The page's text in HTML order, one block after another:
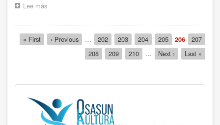
Lee más
‘Siempre
hemos
social
estamos
dispuestos
a
Paginación
Primera
página
« First
Página
anterior
‹ Previous … Página
202 Página
203 Página
204 Página
205
Página
actual
206 Página
207
Página
208 Página
209 Página
210 …
Siguiente
página
Next ›
Última
página
Last »